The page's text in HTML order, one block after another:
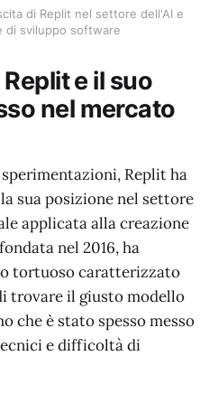
di Replit nel settore dell'AI e
di sviluppo software
e il suo
nel mercato
Replit ha
sua posizione nel settore
applicata alla creazione
nel 2016, ha
tortuoso caratterizzato
trovare il giusto modello
che è stato spesso messo
e difficoltà di